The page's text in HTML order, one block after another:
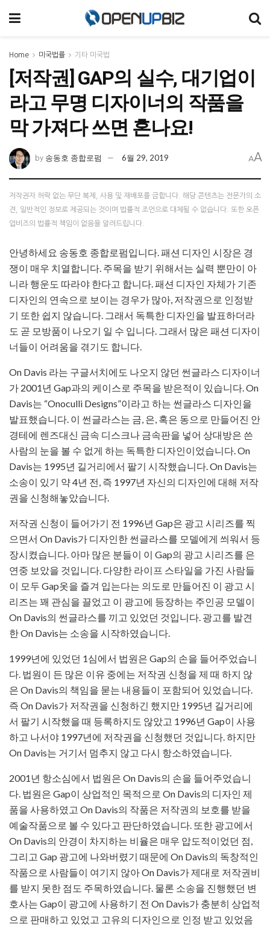
Home 미국법률 기타 미국법
[저작권] GAP의 실수, 대기업이
라고 무명 디자이너의 작품을
막 가져다 쓰면 혼나요!
by 송동호 종합로펌 6월 29, 2019 AA
저작권자 허락 없는 무단 복제, 사용 및 재배포를 금합니다. 해당 콘텐츠는 전문가의 소
견, 일반적인 정보로 제공되는 것이며 법률적 조언으로 대체될 수 없습니다. 또한 오픈
업비즈의 법률적 책임이 없음을 알려드립니다.
안녕하세요 송동호 종합로펌입니다. 패션 디자인 시장은 경
쟁이 매우 치열합니다. 주목을 받기 위해서는 실력 뿐만이 아
니라 행운도 따라야 한다고 합니다. 패션 디자인 자체가 기존
디자인의 연속으로 보이는 경우가 많아, 저작권으로 인정받
기 또한 쉽지 않습니다. 그래서 독특한 디자인을 발표하더라
도 곧 모방품이 나오기 일 수 입니다. 그래서 많은 패션 디자이
너들이 어려움을 겪기도 합니다.
On Davis 라는 구글서치에도 나오지 않던 썬글라스 디자이너
가 2001년 Gap과의 케이스로 주목을 받은적이 있습니다. On
Davis는 “Onoculli Designs”이라고 하는 썬글라스 디자인을
발표했습니다. 이 썬글라스는 금, 은, 혹은 동으로 만들어진 안
경테에 렌즈대신 금속 디스크나 금속판을 넣어 상대방은 쓴
사람의 눈을 볼 수 없게 하는 독특한 디자인이었습니다. On
Davis는 1995년 길거리에서 팔기 시작했습니다. On Davis는
소송이 있기 약 4년 전, 즉 1997년 자신의 디자인에 대해 저작
권을 신청해놓았습니다.
저작권 신청이 들어가기 전 1996년 Gap은 광고 시리즈를 찍
으면서 On Davis가 디자인한 썬글라스를 모델에게 씌워서 등
장시켰습니다. 아마 많은 분들이 이 Gap의 광고 시리즈를 은
연중 보았을 것입니다. 다양한 라이프 스타일을 가진 사람들
이 모두 Gap옷을 즐겨 입는다는 의도로 만들어진 이 광고 시
리즈는 꽤 관심을 끌었고 이 광고에 등장하는 주인공 모델이
On Davis의 썬글라스를 끼고 있었던 것입니다. 광고를 발견
한 On Davis는 소송을 시작하였습니다.
1999년에 있었던 1심에서 법원은 Gap의 손을 들어주었습니
다. 법원이 든 많은 이유 중에는 저작권 신청을 제 때 하지 않
은 On Davis의 책임을 묻는 내용들이 포함되어 있었습니다.
즉 On Davis가 저작권을 신청하긴 했지만 1995년 길거리에
서 팔기 시작했을 때 등록하지도 않았고 1996년 Gap이 사용
하고 나서야 1997년에 저작권을 신청했던 것입니다. 하지만
On Davis는 거기서 멈추지 않고 다시 항소하였습니다.
2001년 항소심에서 법원은 On Davis의 손을 들어주었습니
다. 법원은 Gap이 상업적인 목적으로 On Davis의 디자인 제
품을 사용하였고 On Davis의 작품은 저작권의 보호를 받을
예술작품으로 볼 수 있다고 판단하였습니다. 또한 광고에서
On Davis의 안경이 차지하는 비율은 매우 압도적이었던 점,
그리고 Gap 광고에 나와버렸기 때문에 On Davis의 독창적인
작품으로 사람들이 여기지 않아 On Davis가 제대로 저작권비
를 받지 못한 점도 주목하였습니다. 물론 소송을 진행했던 변
호사는 Gap이 광고에 사용하기 전 On Davis가 충분히 상업적
으로 판매하고 있었고 고유의 디자인으로 인정 받고 있었음